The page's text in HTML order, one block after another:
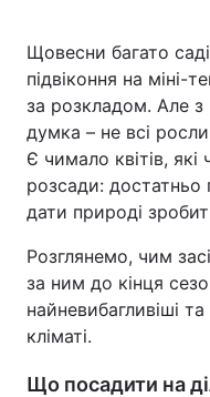
Головна
Україна
Економіка
Спорт
Зброя
Здоров'я
Цікавинки
Щовесни багато
підвіконня на міні-
за розкладом. Але
думка – не всі
Є чимало квітів,
розсади: достатньо
дати природі
Розглянемо, чим
за ним до кінця
найневибагливіші
кліматі.
Що посадити на